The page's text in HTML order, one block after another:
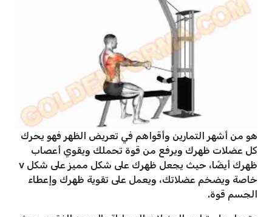
هو من أشهر التمارين وأقواهم في تعريض الظهر فهو يحرك
كل عضلات ظهرك ويرفع من قوة تحملك ويقوي أعصاب
ظهرك أيضًا، حيث يجعل ظهرك على شكل مميز على شكل v
خاصة ويضخم عضلاتك، ويعمل على تقوية ظهرك وإعطاء
الجسم قوة.